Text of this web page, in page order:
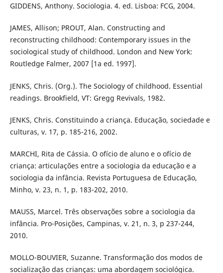
GIDDENS, Anthony. Sociologia. 4. ed. Lisboa: FCG, 2004.
JAMES, Allison; PROUT, Alan. Constructing and
reconstructing childhood: Contemporary issues in the
sociological study of childhood. London and New York:
Routledge Falmer, 2007 [1a ed. 1997].
JENKS, Chris. (Org.). The Sociology of childhood. Essential
readings. Brookfield, VT: Gregg Revivals, 1982.
JENKS, Chris. Constituindo a criança. Educação, sociedade e
culturas, v. 17, p. 185-216, 2002.
MARCHI, Rita de Cássia. O ofício de aluno e o ofício de
criança: articulações entre a sociologia da educação e a
sociologia da infância. Revista Portuguesa de Educação,
Minho, v. 23, n. 1, p. 183-202, 2010.
MAUSS, Marcel. Três observações sobre a sociologia da
infância. Pro-Posições, Campinas, v. 21, n. 3, p 237-244,
2010.
MOLLO-BOUVIER, Suzanne. Transformação dos modos de
socialização das crianças: uma abordagem sociológica.